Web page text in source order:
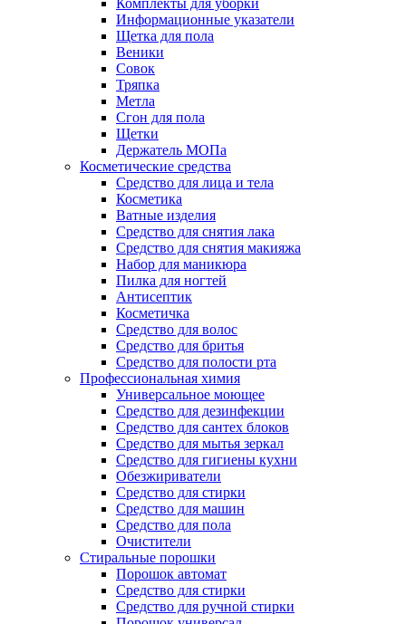
Комплекты для уборки
Информационные указатели
Щетка для пола
Веники
Совок
Тряпка
Метла
Сгон для пола
Щетки
Держатель МОПа
Косметические средства
Средство для лица и тела
Косметика
Ватные изделия
Средство для снятия лака
Средство для снятия макияжа
Набор для маникюра
Пилка для ногтей
Антисептик
Косметичка
Средство для волос
Средство для бритья
Средство для полости рта
Профессиональная химия
Универсальное моющее
Средство для дезинфекции
Средство для сантех блоков
Средство для мытья зеркал
Средство для гигиены кухни
Обезжириватели
Средство для стирки
Средство для машин
Средство для пола
Очистители
Стиральные порошки
Порошок автомат
Средство для стирки
Средство для ручной стирки